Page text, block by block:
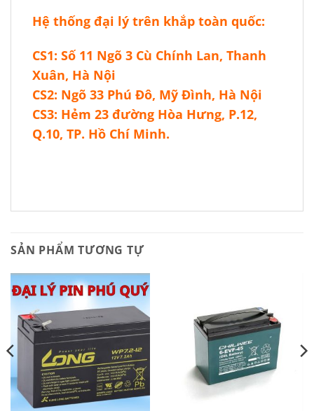
Hệ thống đại lý trên khắp toàn quốc:
CS1: Số 11 Ngõ 3 Cù Chính Lan, Thanh
Xuân, Hà Nội
CS2: Ngõ 33 Phú Đô, Mỹ Đình, Hà Nội
CS3: Hẻm 23 đường Hòa Hưng, P.12,
Q.10, TP. Hồ Chí Minh.
SẢN PHẨM TƯƠNG TỰ